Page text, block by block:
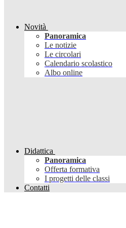
Novità
Panoramica
Le notizie
Le circolari
Calendario scolastico
Albo online
Didattica
Panoramica
Offerta formativa
I progetti delle classi
Contatti